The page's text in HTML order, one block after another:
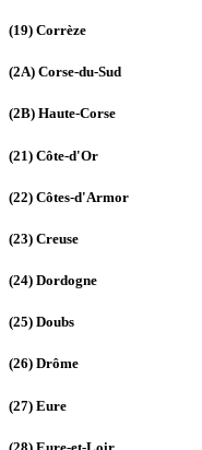
(19) Corrèze
(2A) Corse-du-Sud
(2B) Haute-Corse
(21) Côte-d'Or
(22) Côtes-d'Armor
(23) Creuse
(24) Dordogne
(25) Doubs
(26) Drôme
(27) Eure